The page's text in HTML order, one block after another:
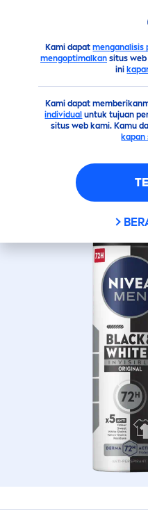
Kami dapatmenganalisis
mengoptimalkansitus web
ini
Kami dapat
individual untuk tujuan
situs web kami. Kamu
kapan
Sekilas Produk Kami
NIVEA MEN
INVISIBLE